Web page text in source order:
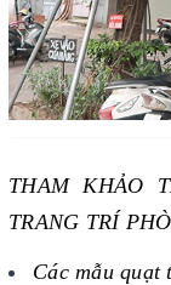
THAM KHẢO
TRANG TRÍ
Các mẫu quạt